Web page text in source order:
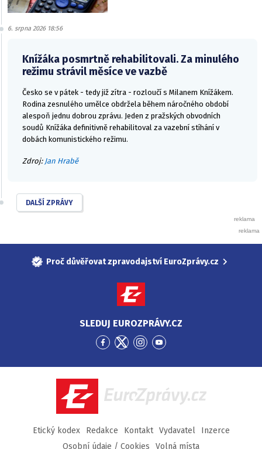
6. srpna 2026 18:56
Knížáka posmrtně rehabilitovali. Za minulého
režimu strávil měsíce ve vazbě
Česko se v pátek - tedy již zítra - rozloučí s Milanem Knížákem.
Rodina zesnulého umělce obdržela během náročného období
alespoň jednu dobrou zprávu. Jeden z pražských obvodních
soudů Knížáka definitivně rehabilitoval za vazební stíhání v
dobách komunistického režimu.
Zdroj: Jan Hrabě
DALŠÍ ZPRÁVY
Proč důvěřovat zpravodajství EuroZprávy.cz
SLEDUJ EUROZPRÁVY.CZ
Přejít
Facebook
Přejít
Twitter
Přejít
Instagram
Přejít
YouTube
EuroZprávy.cz
Etický kodex Redakce Kontakt Vydavatel
Inzerce
Osobní údaje / Cookies
Volná místa